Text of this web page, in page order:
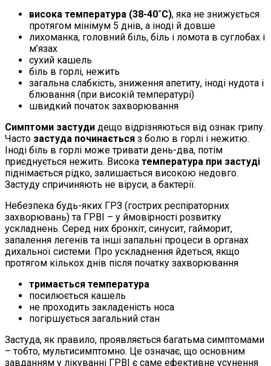
висока температура (38-40˚С), яка не знижується
протягом мінімум 5 днів, а іноді й довше
лихоманка, головний біль, біль і ломота в суглобах і
м’язах
сухий кашель
біль в горлі, нежить
загальна слабкість, зниження апетиту, іноді нудота і
блювання (при високій температурі)
швидкий початок захворювання
Симптоми застуди дещо відрізняються від ознак грипу.
Часто застуда починається з болю в горлі і нежитю.
Іноді біль в горлі може тривати день-два, потім
приєднується нежить. Висока температура при застуді
піднімається рідко, залишається високою недовго.
Застуду спричиняють не віруси, а бактерії.
Небезпека будь-яких ГРЗ (гострих респіраторних
захворювань) та ГРВІ – у ймовірності розвитку
ускладнень. Серед них бронхіт, синусит, гайморит,
запалення легенів та інші запальні процеси в органах
дихальної системи. Про ускладнення йдеться, якщо
протягом кількох днів після початку захворювання
тримається температура
посилюється кашель
не проходить закладеність носа
погіршується загальний стан
Застуда, як правило, проявляється багатьма симптомами
– тобто, мультисимптомно. Це означає, що основним
завданням у лікуванні ГРВІ є саме ефективне усунення